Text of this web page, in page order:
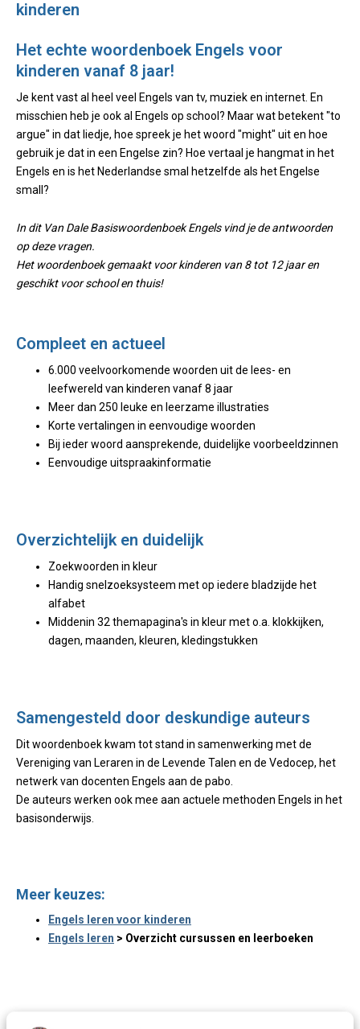
kinderen
Het echte woordenboek Engels voor
kinderen vanaf 8 jaar!
Je kent vast al heel veel Engels van tv, muziek en internet. En
misschien heb je ook al Engels op school? Maar wat betekent "to
argue" in dat liedje, hoe spreek je het woord "might" uit en hoe
gebruik je dat in een Engelse zin? Hoe vertaal je hangmat in het
Engels en is het Nederlandse smal hetzelfde als het Engelse
small?
In dit Van Dale Basiswoordenboek Engels vind je de antwoorden
op deze vragen.
Het woordenboek gemaakt voor kinderen van 8 tot 12 jaar en
geschikt voor school en thuis!
Compleet en actueel
6.000 veelvoorkomende woorden uit de lees- en
leefwereld van kinderen vanaf 8 jaar
Meer dan 250 leuke en leerzame illustraties
Korte vertalingen in eenvoudige woorden
Bij ieder woord aansprekende, duidelijke voorbeeldzinnen
Eenvoudige uitspraakinformatie
Overzichtelijk en duidelijk
Zoekwoorden in kleur
Handig snelzoeksysteem met op iedere bladzijde het
alfabet
Middenin 32 themapagina's in kleur met o.a. klokkijken,
dagen, maanden, kleuren, kledingstukken
Samengesteld door deskundige auteurs
Dit woordenboek kwam tot stand in samenwerking met de
Vereniging van Leraren in de Levende Talen en de Vedocep, het
netwerk van docenten Engels aan de pabo.
De auteurs werken ook mee aan actuele methoden Engels in het
basisonderwijs.
Meer keuzes:
Engels leren voor kinderen
Engels leren > Overzicht cursussen en leerboeken